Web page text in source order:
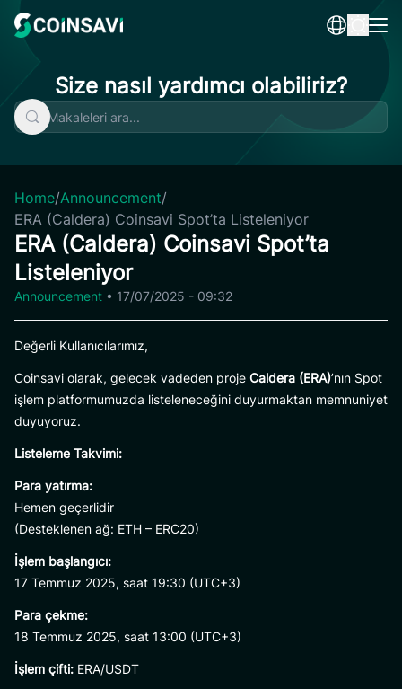
content
Size nasıl yardımcı olabiliriz?
Home/Announcement/
ERA (Caldera) Coinsavi Spot’ta Listeleniyor
ERA (Caldera) Coinsavi Spot’ta
Listeleniyor
Announcement • 17/07/2025 - 09:32
Değerli Kullanıcılarımız,
Coinsavi olarak, gelecek vadeden proje Caldera (ERA)’nın Spot
işlem platformumuzda listeleneceğini duyurmaktan memnuniyet
duyuyoruz.
Listeleme Takvimi:
Para yatırma:
Hemen geçerlidir
(Desteklenen ağ: ETH – ERC20)
İşlem başlangıcı:
17 Temmuz 2025, saat 19:30 (UTC+3)
Para çekme:
18 Temmuz 2025, saat 13:00 (UTC+3)
İşlem çifti: ERA/USDT